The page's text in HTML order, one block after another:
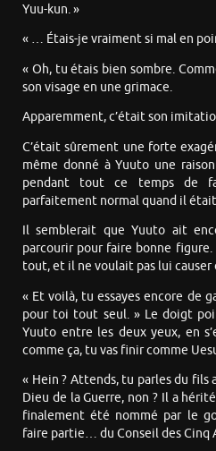
Yuu-kun. »
« … Étais-je vraiment si mal en
« Oh, tu étais bien sombre.
son visage en une grimace.
Apparemment, c’était son
C’était sûrement une forte
même donné à Yuuto une
pendant tout ce temps de
parfaitement normal quand il
Il semblerait que Yuuto ait
parcourir pour faire bonne
tout, et il ne voulait pas lui
« Et voilà, tu essayes encore de
pour toi tout seul. » Le doigt
Yuuto entre les deux yeux, en
comme ça, tu vas finir comme
« Hein ? Attends, tu parles du fils
Dieu de la Guerre, non ? Il a
finalement été nommé par le
faire partie… du Conseil des Cinq